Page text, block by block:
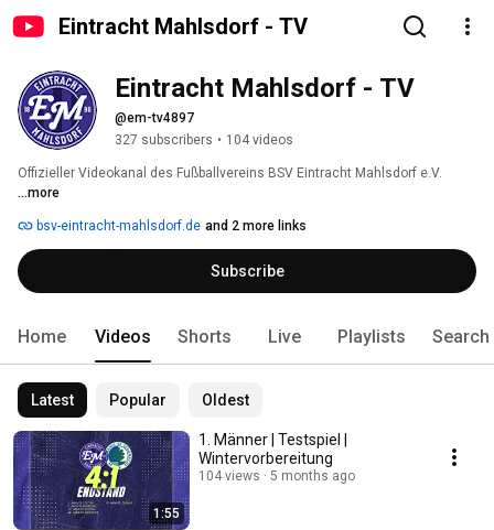
Eintracht Mahlsdorf - TV
Eintracht Mahlsdorf - TV
@em-tv4897
327 subscribers • 104 videos
Offizieller Videokanal des Fußballvereins BSV Eintracht Mahlsdorf e.V.
...more
bsv-eintracht-mahlsdorf.de and 2 more links
Subscribe
Home Videos Shorts Live Playlists Search
Latest Popular Oldest
1:55
1. Männer | Testspiel |
Wintervorbereitung
104 views 5 months ago